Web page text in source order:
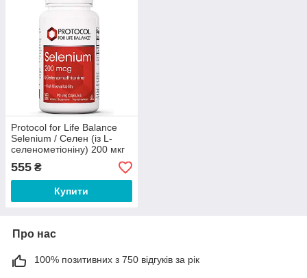
Protocol for Life Balance
Selenium / Селен (із L-
селенометіоніну) 200 мкг
90 капсул
555 ₴
Купити
Про нас
100% позитивних з 750 відгуків за рік